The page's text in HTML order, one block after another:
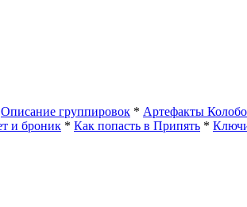
Описание группировок * Артефакты
и броник * Как попасть в Припять *